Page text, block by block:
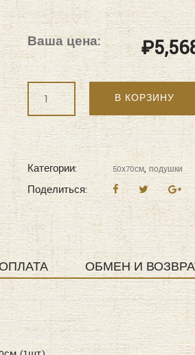
Ваша цена: ₽
Количество
"KAZANOV.A"
Cassette
(пепельный
графит)
В КОРЗИНУ
Категории: 50х70см, подушки
Поделиться:
ОБМЕН И